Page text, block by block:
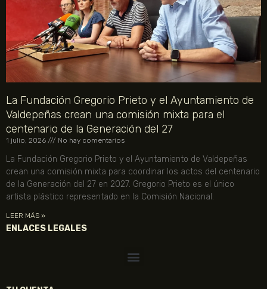
La Fundación Gregorio Prieto y el Ayuntamiento de
Valdepeñas crean una comisión mixta para el
centenario de la Generación del 27
1 julio, 2026 No hay comentarios
La Fundación Gregorio Prieto y el Ayuntamiento de Valdepeñas
crean una comisión mixta para coordinar los actos del centenario
de la Generación del 27 en 2027. Gregorio Prieto es el único
artista plástico representado en la Comisión Nacional.
LEER MÁS »
ENLACES LEGALES